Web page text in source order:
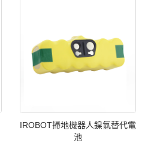
IROBOT掃地機器人鎳氫替代電
池